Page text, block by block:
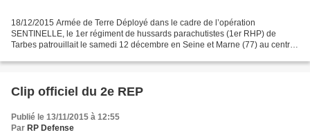
18/12/2015 Armée de Terre Déployé dans le cadre de l’opération
SENTINELLE, le 1er régiment de hussards parachutistes (1er RHP) de
Tarbes patrouillait le samedi 12 décembre en Seine et Marne (77) au centre
Clip officiel du 2e REP
Publié le 13/11/2015 à 12:55
Par RP Defense